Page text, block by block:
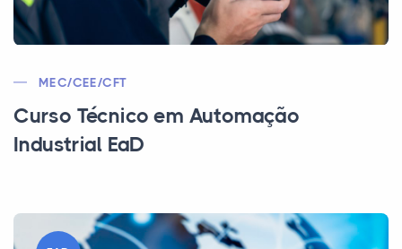
MEC/CEE/CFT
Curso Técnico em Automação
Industrial EaD